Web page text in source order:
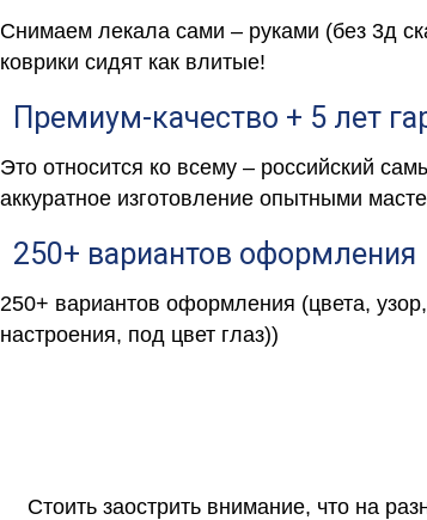
Снимаем лекала сами – руками (без 3д
коврики сидят как влитые!
Премиум-качество + 5 лет
Это относится ко всему – российский
аккуратное изготовление опытными
250+ вариантов оформления
250+ вариантов оформления (цвета,
настроения, под цвет глаз))
Стоить заострить внимание, что на